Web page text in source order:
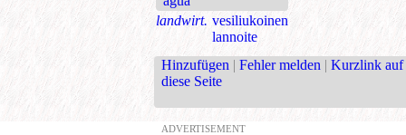
landwirt. vesiliukoinen
lannoite
Hinzufügen | Fehler melden | Kurzlink auf
diese Seite
ADVERTISEMENT